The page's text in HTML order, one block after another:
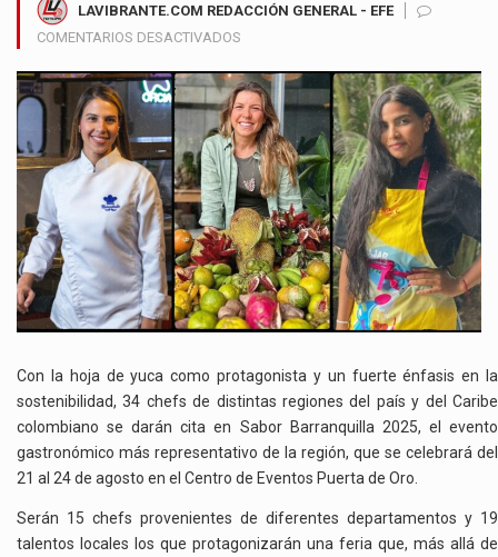
LAVIBRANTE.COM REDACCIÓN GENERAL - EFE
COMENTARIOS DESACTIVADOS
COCINA
LOCAL
SE
TOMA
SABOR
BARRANQUILLA
2025
CON
PRODUCTOS
AUTÓCTONOS
Y
TALLA
NACIONAL
Con la hoja de yuca como protagonista y un fuerte énfasis en la
sostenibilidad, 34 chefs de distintas regiones del país y del Caribe
colombiano se darán cita en Sabor Barranquilla 2025, el evento
gastronómico más representativo de la región, que se celebrará del
21 al 24 de agosto en el Centro de Eventos Puerta de Oro.
Serán 15 chefs provenientes de diferentes departamentos y 19
talentos locales los que protagonizarán una feria que, más allá de